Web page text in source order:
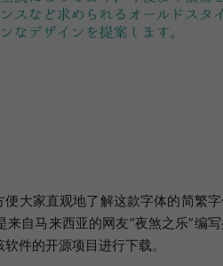
便大家直观地了解这款字体的简繁
自马来西亚的网友“夜煞之乐”编
软件的开源项目进行下载。